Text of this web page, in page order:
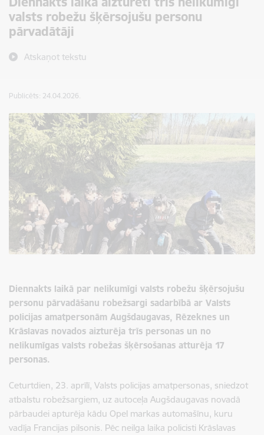
valsts robežu šķērsojušu personu
pārvadātāji
Atskaņot tekstu
Publicēts: 24.04.2026.
Diennakts laikā par nelikumīgi valsts robežu šķērsojušu
personu pārvadāšanu robežsargi sadarbībā ar Valsts
policijas amatpersonām Augšdaugavas, Rēzeknes un
Krāslavas novados aizturēja trīs personas un no
nelikumīgas valsts robežas šķērsošanas atturēja 17
personas.
Ceturtdien, 23. aprīlī, Valsts policijas amatpersonas, sniedzot
atbalstu robežsargiem, uz autoceļa Augšdaugavas novadā
pārbaudei apturēja kādu Opel markas automašīnu, kuru
vadīja Francijas pilsonis. Pēc neilga laika policisti Krāslavas